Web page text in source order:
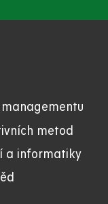
metod
a informatiky